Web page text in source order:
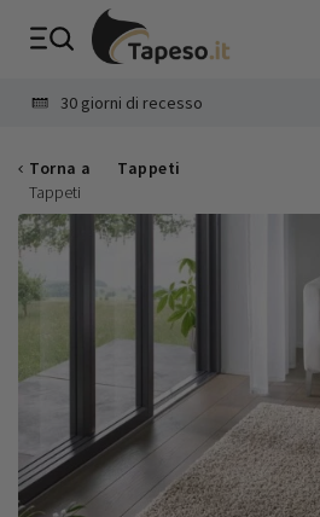
30 giorni di recesso
Torna a
Tappeti
Tappeti